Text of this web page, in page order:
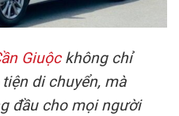
Giuộckhông chỉ
di chuyển, mà
đầu cho mọi người